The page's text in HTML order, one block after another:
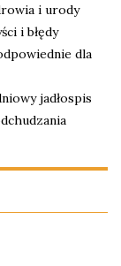
i urody
i błędy
dla
jadłospis